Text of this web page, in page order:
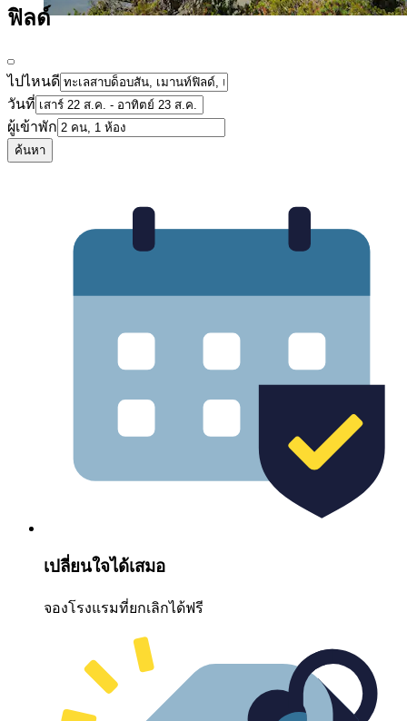
ฟิลด์
ไปไหนดี
วันที่
ผู้เข้าพัก
ค้นหา
เปลี่ยนใจได้เสมอ
จองโรงแรมที่ยกเลิกได้ฟรี